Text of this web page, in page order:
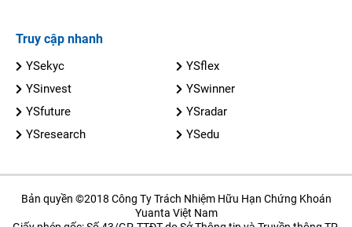
Truy cập nhanh
YSekyc
YSflex
YSinvest
YSwinner
YSfuture
YSradar
YSresearch
YSedu
Bản quyền ©2018 Công Ty Trách Nhiệm Hữu Hạn Chứng Khoán
Yuanta Việt Nam